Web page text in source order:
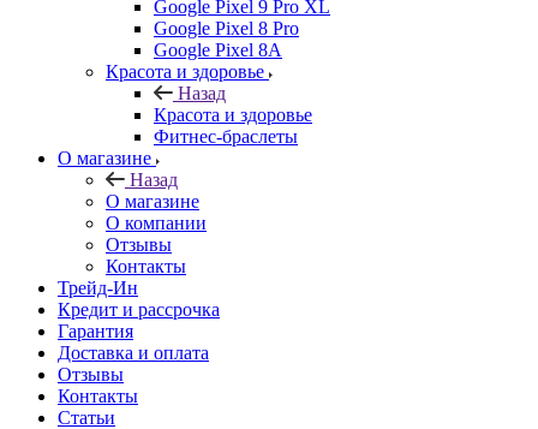
Google Pixel 9 Pro XL
Google Pixel 8 Pro
Google Pixel 8A
Красота и здоровье
Назад
Красота и здоровье
Фитнес-браслеты
О магазине
Назад
О магазине
О компании
Отзывы
Контакты
Трейд-Ин
Кредит и рассрочка
Гарантия
Доставка и оплата
Отзывы
Контакты
Статьи